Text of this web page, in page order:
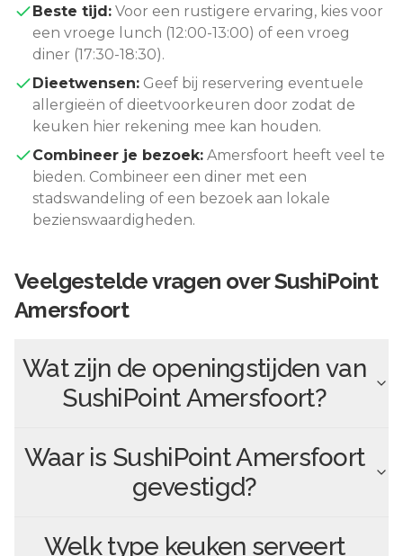
Beste tijd: Voor een rustigere ervaring, kies voor
een vroege lunch (12:00-13:00) of een vroeg
diner (17:30-18:30).
Dieetwensen: Geef bij reservering eventuele
allergieën of dieetvoorkeuren door zodat de
keuken hier rekening mee kan houden.
Combineer je bezoek: Amersfoort heeft veel te
bieden. Combineer een diner met een
stadswandeling of een bezoek aan lokale
bezienswaardigheden.
Veelgestelde vragen overSushiPoint
Amersfoort
Wat zijn de openingstijden van
SushiPoint Amersfoort?
Waar is SushiPoint Amersfoort
gevestigd?
Welk type keuken serveert